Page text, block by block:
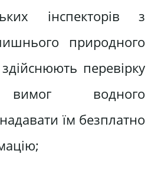
інспекторів з
природного
перевірку
вимог водного
їм безплатно